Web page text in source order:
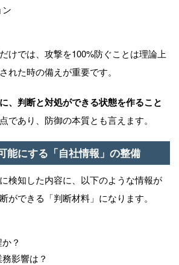
けでは、攻撃を100%防ぐことは理論上
れた時の備えが重要です。
、判断と対処ができる状態を作ること
であり、防御の本質とも⾔えます。
能にする「⾃社情報」の整備
検知した内容に、以下のような情報が
ができる「判断材料」になります。
？
影響は？